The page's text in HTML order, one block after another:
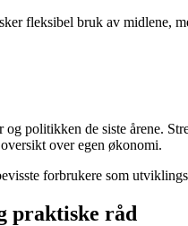
fleksibel bruk av midlene,
politikken de siste årene.
over egen økonomi.
forbrukere som
praktiske råd